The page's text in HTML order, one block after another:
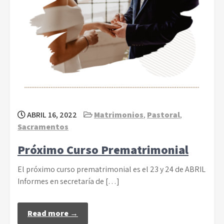
ABRIL 16, 2022 Matrimonios, Pastoral,
Sacramentos
Próximo Curso Prematrimonial
El próximo curso prematrimonial es el 23 y 24 de ABRIL
Informes en secretaría de […]
Read more →